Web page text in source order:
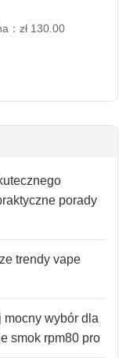
：zł 130.00
porady
trendy vape
mocny wybór dla
smok rpm80 pro